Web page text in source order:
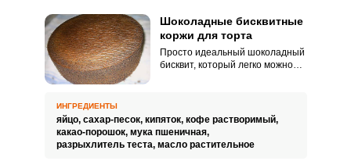
Шоколадные бисквитные
коржи для торта
Просто идеальный шоколадный
бисквит, который легко можно
подымается и имеет пористую
влажную мякоть.
ИНГРЕДИЕНТЫ
яйцо, сахар-песок, кипяток, кофе растворимый,
какао-порошок, мука пшеничная,
разрыхлитель теста, масло растительное